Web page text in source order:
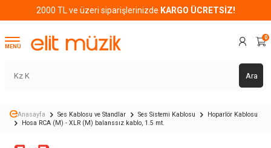
2000 TL ve üzeri siparişlerinizde KARGO ÜCRETSİZ!
MENÜ
Ara
0
Anasayfa Ses Kablosu ve Standlar Ses Sistemi Kablosu
Hoparlör Kablosu
Hosa RCA (M) - XLR (M) balanssız kablo, 1.5 mt.